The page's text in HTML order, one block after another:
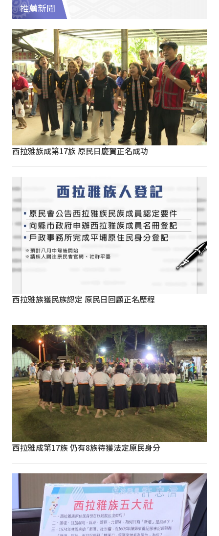
推薦新聞
西拉雅族成第17族 原民日慶賀正名成功
西拉雅族獲民族認定 原民日回顧正名歷程
西拉雅成第17族 仍有8族待獲法定原民身分